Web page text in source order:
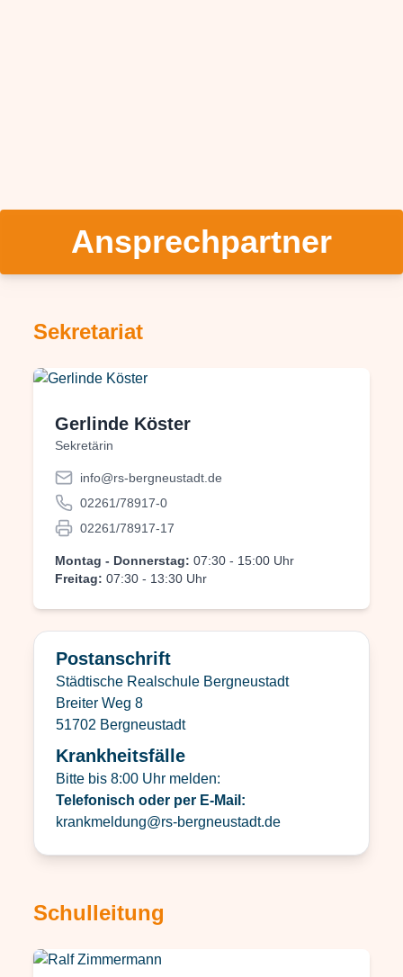
Ansprechpartner
Sekretariat
Gerlinde Köster
Sekretärin
info@rs-bergneustadt.de
02261/78917-0
02261/78917-17
Montag - Donnerstag: 07:30 - 15:00 Uhr
Freitag: 07:30 - 13:30 Uhr
Postanschrift
Städtische Realschule Bergneustadt
Breiter Weg 8
51702 Bergneustadt
Krankheitsfälle
Bitte bis 8:00 Uhr melden:
Telefonisch oder per E-Mail:
krankmeldung@rs-bergneustadt.de
Schulleitung